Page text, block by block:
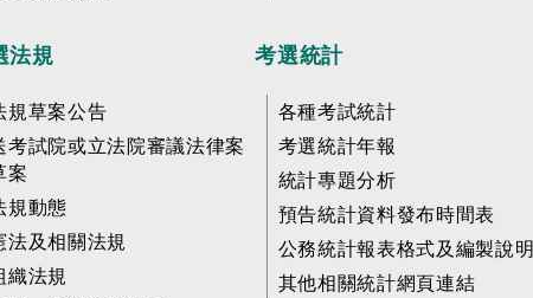
法規
規草案公告
考試院或立法院審議法律案
案
規動態
法及相關法規
織法規
考選統計
各種考試統計
考選統計年報
統計專題分析
預告統計資料發布時間表
公務統計報表格式及編製說明
其他相關統計網頁連結